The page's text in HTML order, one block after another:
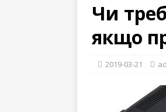
Чи
якщо
2019-03-21